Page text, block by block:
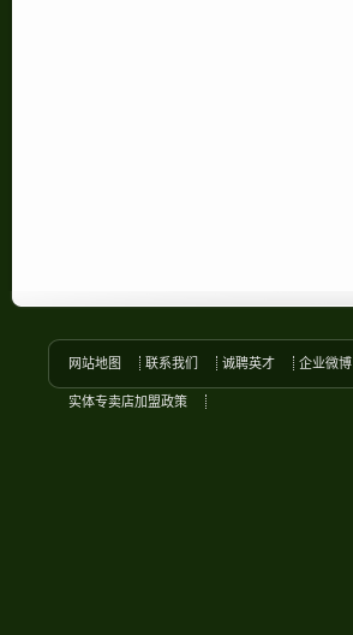
网站地图 联系我们 诚聘英才 企业微博
实体专卖店加盟政策